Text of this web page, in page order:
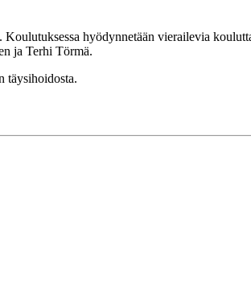
hyödynnetään vierailevia
ja Terhi Törmä.
täysihoidosta.